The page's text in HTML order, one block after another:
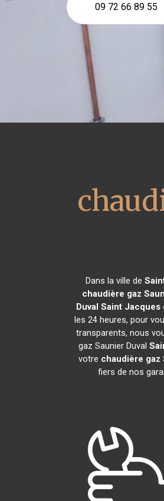
09 72 66 89 55
Dans la ville de
chaudière gaz
Duval Saint Jacques
les 24 heures, pour
transparents, nous
gaz Saunier Duval
votre chaudière gaz
fiers de nos